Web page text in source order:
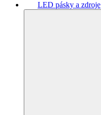
LED pásky a zdroje